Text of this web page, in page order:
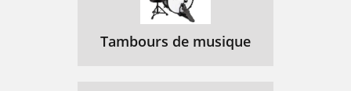
Tambours de musique